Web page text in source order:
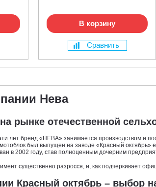
В корзину
Сравнить
Нева
рынке отечественной
лет бренд «НЕВА» занимается производством и
был выпущен на заводе «Красный
в 2002 году, став полноценным дочерним
существенно разросся, и, как подчеркивает
Красный октябрь – выбор